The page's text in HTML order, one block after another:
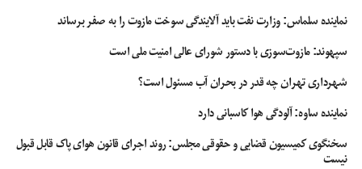
آذری جهرمی تخریب آذری جهرمی توقف وس
دستور دادستانی برای توقف پیامک ها
سرویس برداشت از حساب مردم
شرکت های ارزش افزوده
واریز پول مردم به حسابشان
نماینده سلماس: وزارت نفت باید آلایندگی سوخت مازوت را به صفر برساند
سپهوند:‌ مازوت‌سوزی با دستور شورای عالی امنیت ملی است
شهرداری تهران چه قدر در بحران آب مسئول است؟
نماینده ساوه: آلودگی هوا کاسبانی دارد
سخنگوی کمیسیون قضایی و حقوقی مجلس: روند اجرای قانون هوای پاک قابل قبول
نیست